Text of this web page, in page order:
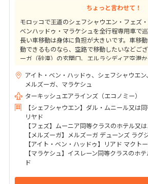
ちょっと言わせて！
モロッコで王道のシェフシャウエン・フェズ
ベンハッドゥ・マラケシュを全行程専用車で巡
長い車移動は身体に負担が大きいです。車移
動できるものなら、空路で移動したいなどご
ーガ（砂漠）の玄関口、エルラシディア空港
アイト・ベン・ハッドゥ、シェフシャウエン
メルズーガ、マラケシュ
ターキッシュエアラインズ（エコノミー）
【シェフシャウエン】ダル・ムニール又は
リヤド
【フェズ】ムーニア同等クラスのホテル又
【メルズーガ】メルズーガ デューンズ ラグ
【アイト・ベン・ハッドゥ】リアド マクト
【マラケシュ】イスレーン同等クラスのホ
ド